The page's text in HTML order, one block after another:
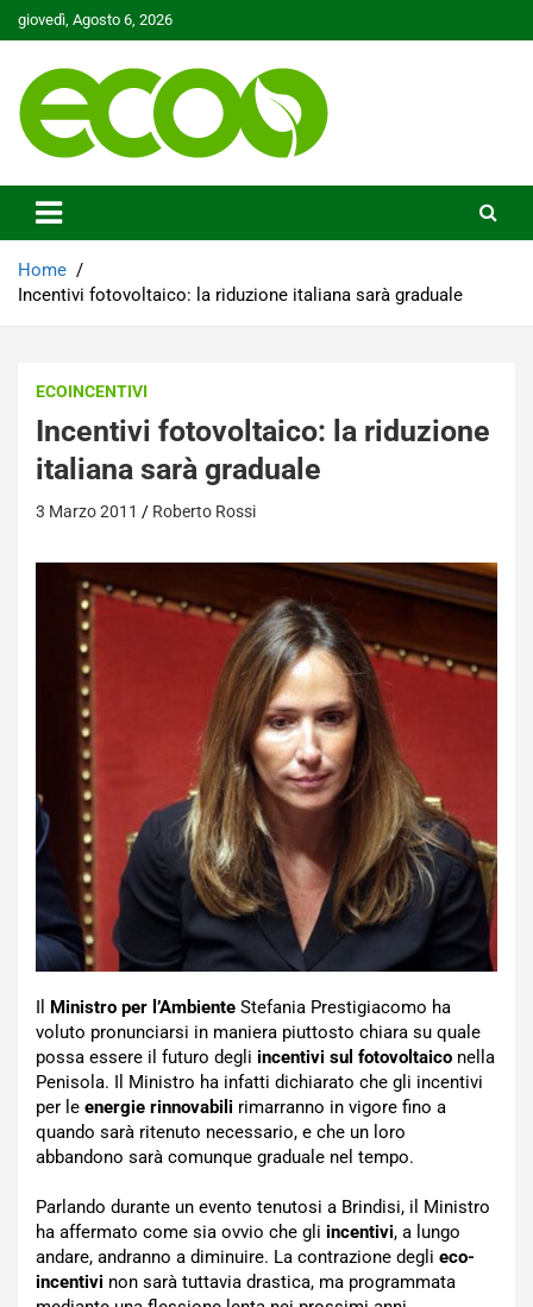
Skip
to
giovedì, Agosto 6, 2026
Ecoo.it
Home
Incentivi fotovoltaico: la riduzione italiana sarà graduale
ECOINCENTIVI
Incentivi fotovoltaico: la riduzione
italiana sarà graduale
3 Marzo 2011 Roberto Rossi
Il Ministro per l’Ambiente Stefania Prestigiacomo ha
voluto pronunciarsi in maniera piuttosto chiara su quale
possa essere il futuro degli incentivi sul fotovoltaico nella
Penisola. Il Ministro ha infatti dichiarato che gli incentivi
per le energie rinnovabili rimarranno in vigore fino a
quando sarà ritenuto necessario, e che un loro
abbandono sarà comunque graduale nel tempo.
Parlando durante un evento tenutosi a Brindisi, il Ministro
ha affermato come sia ovvio che gli incentivi, a lungo
andare, andranno a diminuire. La contrazione degli eco-
incentivi non sarà tuttavia drastica, ma programmata